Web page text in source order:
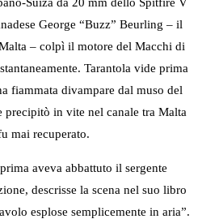
George “Buzz” Beurling – il
– colpì il motore del Macchi di
Tarantola vide prima
fiammata divampare dal muso del
precipitò in vite nel canale tra Malta
mai recuperato.
aveva abbattuto il sergente
descrisse la scena nel suo libro
esplose semplicemente in aria”.